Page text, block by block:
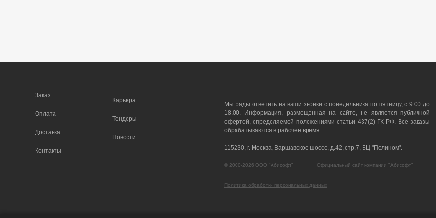
Заказ
Оплата
Доставка
Контакты
Карьера
Тендеры
Новости
Мы рады ответить на ваши звонки с понедельника по пятницу, с 9.00 до
18.00. Информация, размещенная на сайте, не является публичной
офертой, определяемой положениями статьи 437(2) ГК РФ. Все заказы
обрабатываются в рабочее время.
115230, г. Москва, Варшавское шоссе, д.42, стр.7, БЦ "Полином".
© 2000-2026 ООО "Абисофт" Официальный сайт компании "Абисофт"
Политика обработки персональных данных